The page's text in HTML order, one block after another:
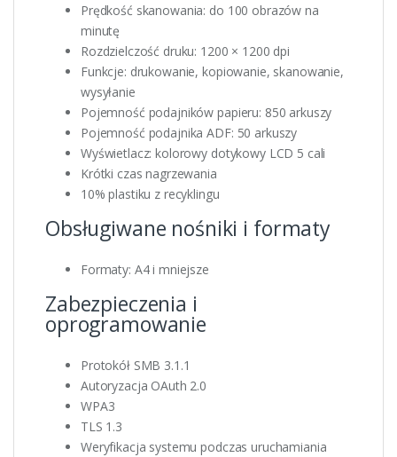
Prędkość skanowania: do 100 obrazów na
minutę
Rozdzielczość druku: 1200 × 1200 dpi
Funkcje: drukowanie, kopiowanie, skanowanie,
wysyłanie
Pojemność podajników papieru: 850 arkuszy
Pojemność podajnika ADF: 50 arkuszy
Wyświetlacz: kolorowy dotykowy LCD 5 cali
Krótki czas nagrzewania
10% plastiku z recyklingu
Obsługiwane nośniki i formaty
Formaty: A4 i mniejsze
Zabezpieczenia i
oprogramowanie
Protokół SMB 3.1.1
Autoryzacja OAuth 2.0
WPA3
TLS 1.3
Weryfikacja systemu podczas uruchamiania